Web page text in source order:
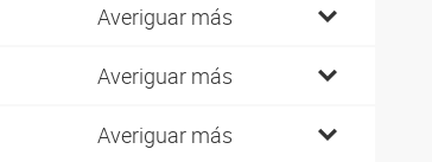
Averiguar más
Averiguar más
Averiguar más